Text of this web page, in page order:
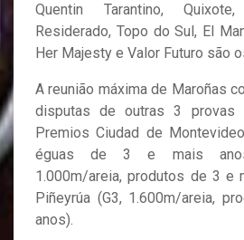
Quentin Tarantino, Quixote,
Residerado, Topo do Sul, El
Her Majesty e Valor Futuro são
A reunião máxima de Maroñas
disputas de outras 3 provas
Premios Ciudad de
éguas de 3 e mais
1.000m/areia, produtos de 3 e
Piñeyrúa (G3, 1.600m/areia,
anos).